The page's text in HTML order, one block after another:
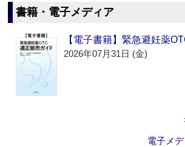
書籍・電子メディア
【電子書籍】緊急避妊薬
2026年07月31日 (金)
電子メ